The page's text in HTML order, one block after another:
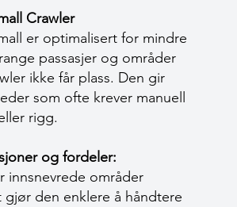
Crawler
er optimalisert for mindre
passasjer og områder
ikke får plass. Den gir
som ofte krever manuell
rigg.
og fordeler:
innsnevrede områder
gjør den enklere å håndtere